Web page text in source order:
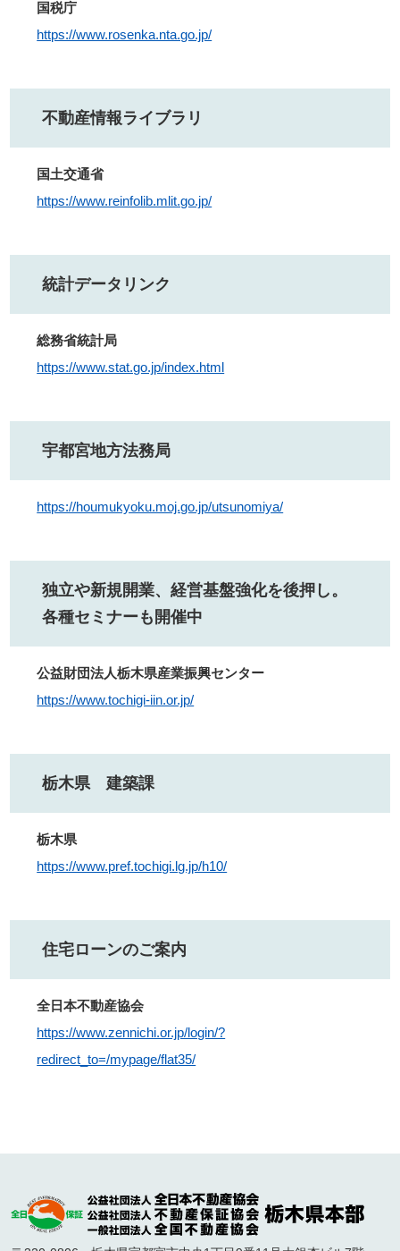
国税庁
https://www.rosenka.nta.go.jp/
不動産情報ライブラリ
国土交通省
https://www.reinfolib.mlit.go.jp/
統計データリンク
総務省統計局
https://www.stat.go.jp/index.html
宇都宮地方法務局
https://houmukyoku.moj.go.jp/utsunomiya/
独立や新規開業、経営基盤強化を後押し。
各種セミナーも開催中
公益財団法人栃木県産業振興センター
https://www.tochigi-iin.or.jp/
栃木県 建築課
栃木県
https://www.pref.tochigi.lg.jp/h10/
住宅ローンのご案内
全日本不動産協会
https://www.zennichi.or.jp/login/?
redirect_to=/mypage/flat35/